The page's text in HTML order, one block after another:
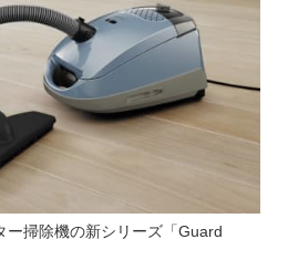
ー掃除機の新シリーズ「Guard